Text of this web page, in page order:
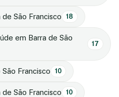
São Francisco 18
em Barra de São
17
Francisco 10
São Francisco 10